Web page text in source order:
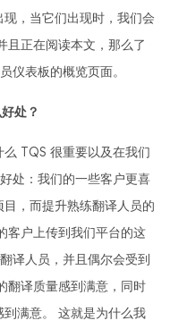
，当它们出现时，我们会
且正在阅读本文，那么了
仪表板的概览页面。
处？
TQS 很重要以及在我们
处：我们的一些客户更喜
，而提升熟练翻译人员的
客户上传到我们平台的这
译人员，并且偶尔会受到
翻译质量感到满意，同时
满意。 这就是为什么我